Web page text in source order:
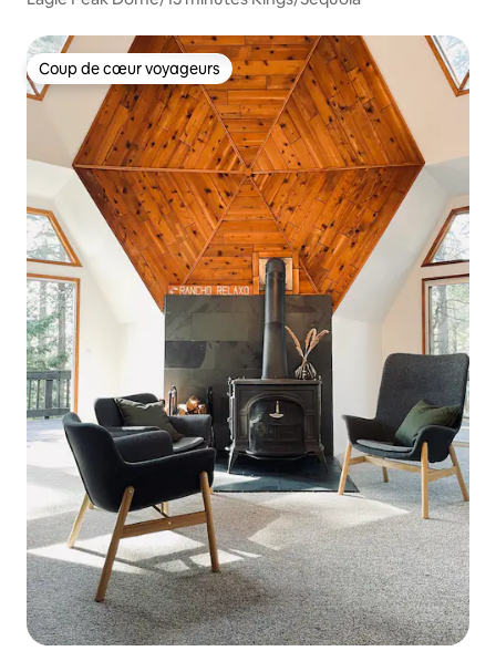
Coup de cœur voyageurs
Coup de cœur voyageurs